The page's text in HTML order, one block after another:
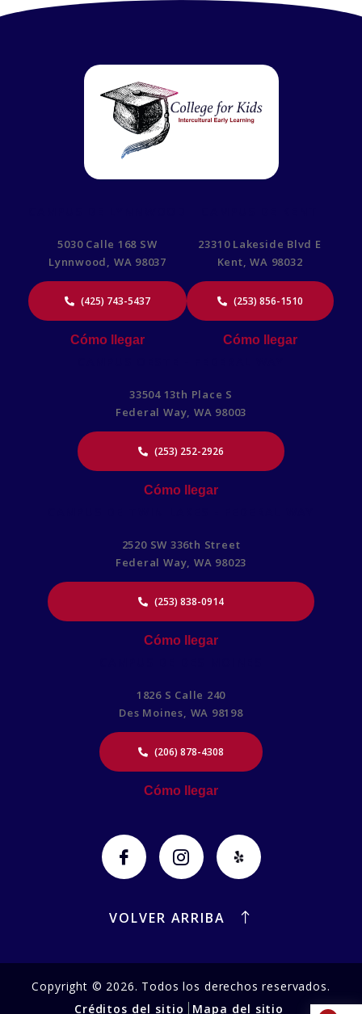
5030 Calle 168 SW
Lynnwood, WA 98037
(425) 743-5437
Cómo llegar
23310 Lakeside Blvd E
Kent, WA 98032
(253) 856-1510
Cómo llegar
33504 13th Place S
Federal Way, WA 98003
(253) 252-2926
Cómo llegar
2520 SW 336th Street
Federal Way, WA 98023
(253) 838-0914
Cómo llegar
1826 S Calle 240
Des Moines, WA 98198
(206) 878-4308
Cómo llegar
VOLVER ARRIBA
Copyright © 2026. Todos los derechos reservados.
Créditos del sitio
Mapa del sitio